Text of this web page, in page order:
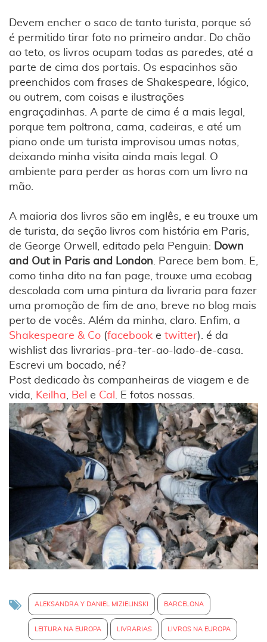
Devem encher o saco de tanto turista, porque só
é permitido tirar foto no primeiro andar. Do chão
ao teto, os livros ocupam todas as paredes, até a
parte de cima dos portais. Os espacinhos são
preenchidos com frases de Shakespeare, lógico,
ou outrem, com coisas e ilustrações
engraçadinhas. A parte de cima é a mais legal,
porque tem poltrona, cama, cadeiras, e até um
piano onde um turista improvisou umas notas,
deixando minha visita ainda mais legal. O
ambiente para perder as horas com um livro na
mão.
A maioria dos livros são em inglês, e eu trouxe um
de turista, da seção livros com história em Paris,
de George Orwell, editado pela Penguin: Down
and Out in Paris and London. Parece bem bom. E,
como tinha dito na fan page, trouxe uma ecobag
descolada com uma pintura da livraria para fazer
uma promoção de fim de ano, breve no blog mais
perto de vocês. Além da minha, claro. Enfim, a
Shakespeare & Co (facebook e twitter). é da
wishlist das livrarias-pra-ter-ao-lado-de-casa.
Escrevi um bocado, né?
Post dedicado às companheiras de viagem e de
vida, Keilha, Bel e Cal . E fotos nossas.
ALEKSANDRA Y DANIEL MIZIELINSKI BARCELONA
LEITURA NA EUROPA LIVRARIAS LIVROS NA EUROPA